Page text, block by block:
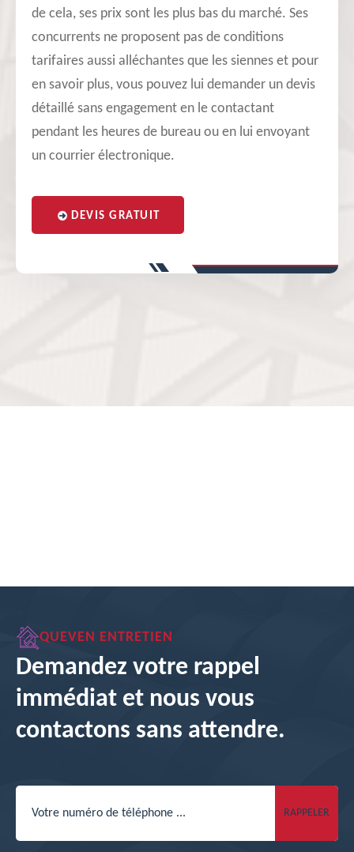
de cela, ses prix sont les plus bas du marché. Ses
concurrents ne proposent pas de conditions
tarifaires aussi alléchantes que les siennes et pour
en savoir plus, vous pouvez lui demander un devis
détaillé sans engagement en le contactant
pendant les heures de bureau ou en lui envoyant
un courrier électronique.
DEVIS GRATUIT
QUEVEN ENTRETIEN
Demandez votre rappel
immédiat et nous vous
contactons sans attendre.